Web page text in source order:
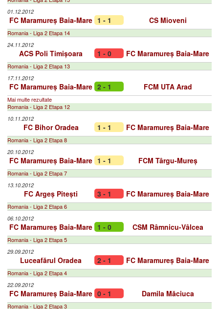
01.12.2012
FC Maramureș Baia-Mare 1 - 1 CS Mioveni
Romania - Liga 2 Etapa 14
24.11.2012
ACS Poli Timișoara 1 - 0 FC Maramureș Baia-Mare
Romania - Liga 2 Etapa 13
17.11.2012
FC Maramureș Baia-Mare 2 - 1 FCM UTA Arad
Mai multe rezultate
Romania - Liga 2 Etapa 12
10.11.2012
FC Bihor Oradea 1 - 1 FC Maramureș Baia-Mare
Romania - Liga 2 Etapa 8
20.10.2012
FC Maramureș Baia-Mare 1 - 1 FCM Târgu-Mureș
Romania - Liga 2 Etapa 7
13.10.2012
FC Argeș Pitești 3 - 1 FC Maramureș Baia-Mare
Romania - Liga 2 Etapa 6
06.10.2012
FC Maramureș Baia-Mare 1 - 0 CSM Râmnicu-Vâlcea
Romania - Liga 2 Etapa 5
29.09.2012
Luceafărul Oradea 2 - 1 FC Maramureș Baia-Mare
Romania - Liga 2 Etapa 4
22.09.2012
FC Maramureș Baia-Mare 0 - 1 Damila Măciuca
Romania - Liga 2 Etapa 3